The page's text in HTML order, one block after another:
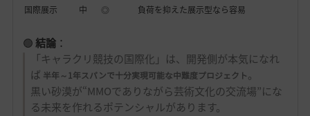
国際展示
中 ◎ 負荷を抑えた展示型なら容易
🟢結論：
「キャラクリ競技の国際化」は、開発側が本気になれ
ば 半年～1年スパンで十分実現可能な中難度プロジェクト。
黒い砂漠が“MMOでありながら芸術文化の交流場”にな
る未来を作れるポテンシャルがあります。